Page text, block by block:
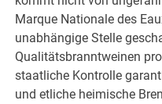
Marque Nationale des
unabhängige Stelle
Qualitätsbranntweinen
staatliche Kontrolle
und etliche heimische